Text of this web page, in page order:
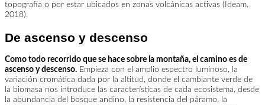
topografía o por estar ubicados en zonas volcánicas activas (Ideam,
2018).
De ascenso y descenso
Como todo recorrido que se hace sobre la montaña, el camino es de
ascenso y descenso. Empieza con el amplio espectro luminoso, la
variación cromática dada por la altitud, donde el cambiante verde de
la biomasa nos introduce las características de cada ecosistema, desde
la abundancia del bosque andino, la resistencia del páramo, la